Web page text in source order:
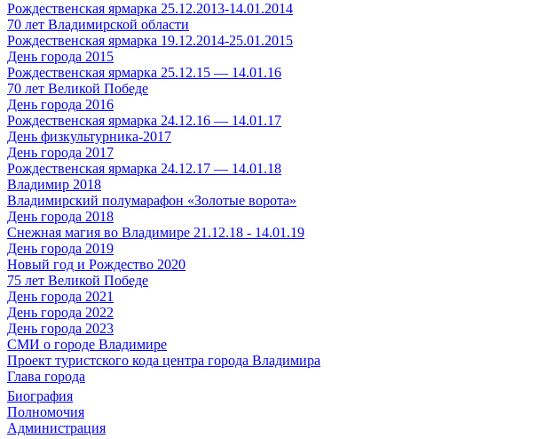
Рождественская ярмарка 25.12.2013-14.01.2014
70 лет Владимирской области
Рождественская ярмарка 19.12.2014-25.01.2015
День города 2015
Рождественская ярмарка 25.12.15 — 14.01.16
70 лет Великой Победе
День города 2016
Рождественская ярмарка 24.12.16 — 14.01.17
День физкультурника-2017
День города 2017
Рождественская ярмарка 24.12.17 — 14.01.18
Владимир 2018
Владимирский полумарафон «Золотые ворота»
День города 2018
Снежная магия во Владимире 21.12.18 - 14.01.19
День города 2019
Новый год и Рождество 2020
75 лет Великой Победе
День города 2021
День города 2022
День города 2023
СМИ о городе Владимире
Проект туристского кода центра города Владимира
Глава города
Биография
Полномочия
Администрация